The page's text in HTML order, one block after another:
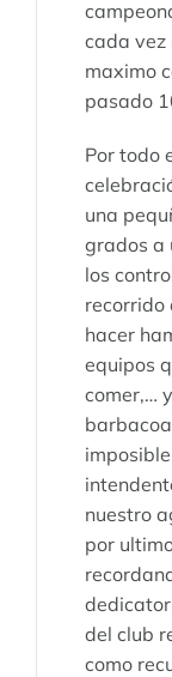
cada vez
maximo
pasado
Por todo
una
grados a
los
recorrido
hacer
equipos
comer,…
nuestro
por
del club
como